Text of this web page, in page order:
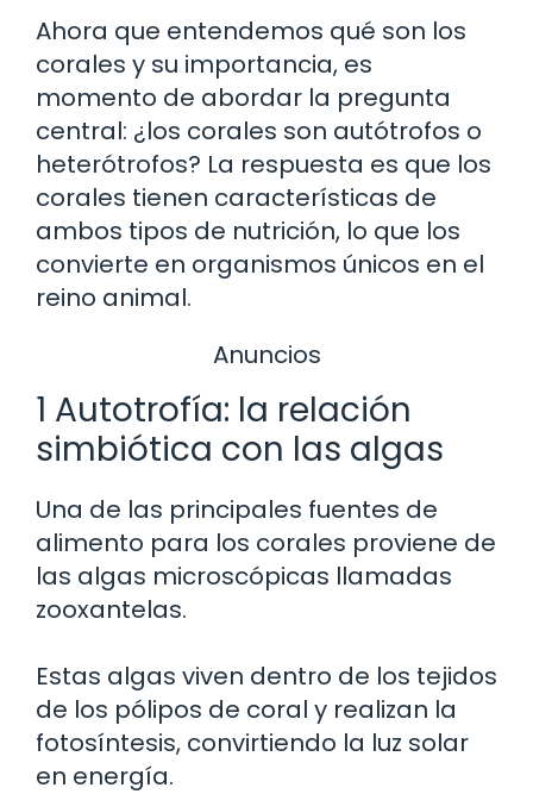
Ahora que entendemos qué son los
corales y su importancia, es
momento de abordar la pregunta
central: ¿los corales son autótrofos o
heterótrofos? La respuesta es que los
corales tienen características de
ambos tipos de nutrición, lo que los
convierte en organismos únicos en el
reino animal.
Anuncios
1 Autotrofía: la relación
simbiótica con las algas
Una de las principales fuentes de
alimento para los corales proviene de
las algas microscópicas llamadas
zooxantelas.
Estas algas viven dentro de los tejidos
de los pólipos de coral y realizan la
fotosíntesis, convirtiendo la luz solar
en energía.